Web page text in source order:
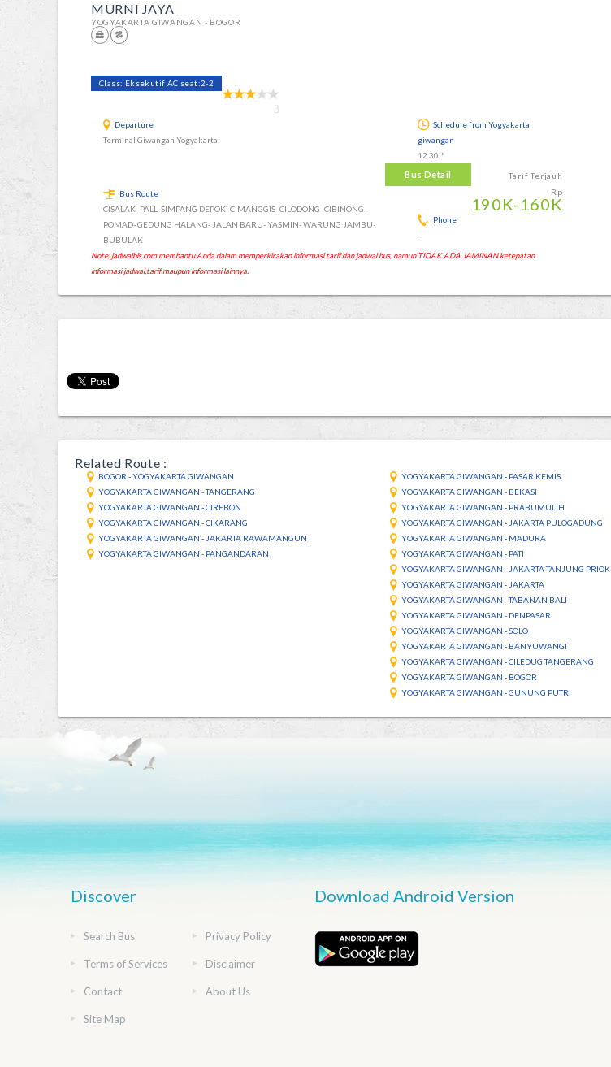
MURNI JAYA
YOGYAKARTA GIWANGAN - BOGOR
Class: Eksekutif AC seat:2-2
3
Departure
Terminal Giwangan Yogyakarta
Schedule from Yogyakarta
giwangan
12.30 *
Tarif Terjauh
Rp
190K-160K
Bus Detail
Bus Route
CISALAK- PALL- SIMPANG DEPOK- CIMANGGIS- CILODONG- CIBINONG-
POMAD- GEDUNG HALANG- JALAN BARU- YASMIN- WARUNG JAMBU-
BUBULAK
Phone
-
Note: jadwalbis.com membantu Anda dalam memperkirakan informasi tarif dan jadwal bus, namun TIDAK ADA JAMINAN ketepatan
informasi jadwal,tarif maupun informasi lainnya.
Related Route :
BOGOR - YOGYAKARTA GIWANGAN
YOGYAKARTA GIWANGAN - TANGERANG
YOGYAKARTA GIWANGAN - CIREBON
YOGYAKARTA GIWANGAN - CIKARANG
YOGYAKARTA GIWANGAN - JAKARTA RAWAMANGUN
YOGYAKARTA GIWANGAN - PANGANDARAN
YOGYAKARTA GIWANGAN - PASAR KEMIS
YOGYAKARTA GIWANGAN - BEKASI
YOGYAKARTA GIWANGAN - PRABUMULIH
YOGYAKARTA GIWANGAN - JAKARTA PULOGADUNG
YOGYAKARTA GIWANGAN - MADURA
YOGYAKARTA GIWANGAN - PATI
YOGYAKARTA GIWANGAN - JAKARTA TANJUNG PRIOK
YOGYAKARTA GIWANGAN - JAKARTA
YOGYAKARTA GIWANGAN - TABANAN BALI
YOGYAKARTA GIWANGAN - DENPASAR
YOGYAKARTA GIWANGAN - SOLO
YOGYAKARTA GIWANGAN - BANYUWANGI
YOGYAKARTA GIWANGAN - CILEDUG TANGERANG
YOGYAKARTA GIWANGAN - BOGOR
YOGYAKARTA GIWANGAN - GUNUNG PUTRI
Discover
Search Bus Privacy Policy
Terms of Services Disclaimer
Contact About Us
Site Map
Download Android Version